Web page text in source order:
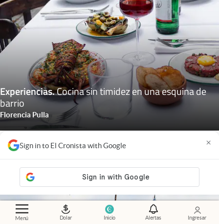
Menú Dolar Inicio Alertas Ingresar
Sign in to El Cronista with Google ×
Experiencias.Cocina sin timidez en una esquina de
barrio
Florencia Pulla